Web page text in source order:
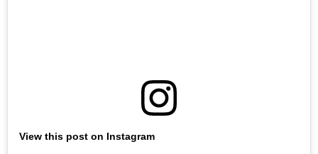
View this post on Instagram